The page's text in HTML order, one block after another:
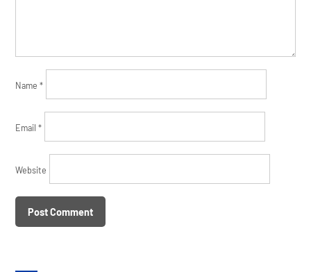
Name*
Email*
Website